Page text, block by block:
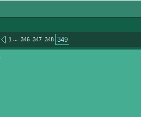
1 ... 346 347 348 349